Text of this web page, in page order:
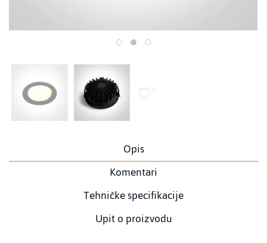
Opis
Komentari
Tehničke specifikacije
Upit o proizvodu